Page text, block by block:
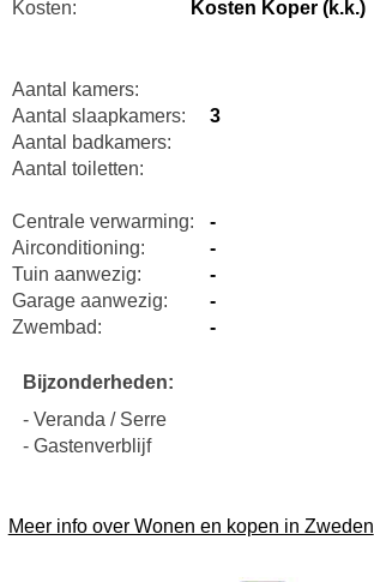
Kosten: Kosten Koper (k.k.)
Aantal kamers:
Aantal slaapkamers:
3
Aantal badkamers:
Aantal toiletten:
Centrale verwarming:
-
Airconditioning:
-
Tuin aanwezig:
-
Garage aanwezig:
-
Zwembad:
-
Bijzonderheden:
- Veranda / Serre
- Gastenverblijf
Meer info over Wonen en kopen in Zweden